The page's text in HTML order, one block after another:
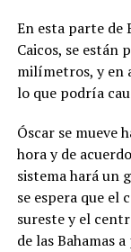
En esta parte de
Caicos, se están
milímetros, y en
lo que podría
Óscar se mueve
hora y de
sistema hará un
se espera que el
sureste y el
de las Bahamas